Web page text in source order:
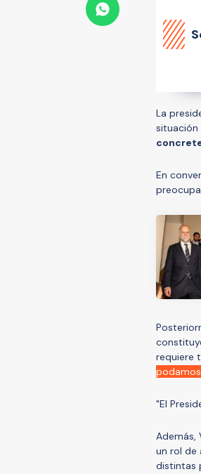
La
situación
En
requiere
"El
Además,
un rol de
distintas